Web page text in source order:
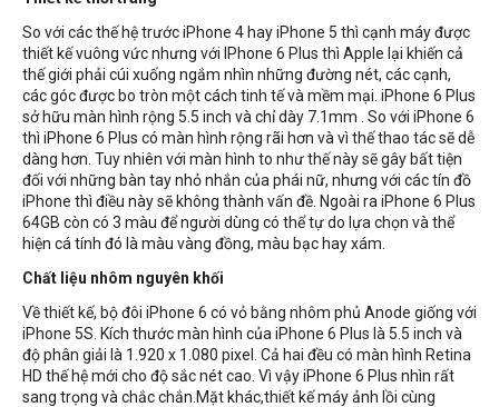
So với các thế hệ trước iPhone 4 hay iPhone 5 thì cạnh máy được
thiết kế vuông vức nhưng với IPhone 6 Plus thì Apple lại khiến cả
thế giới phải cúi xuống ngắm nhìn những đường nét, các cạnh,
các góc được bo tròn một cách tinh tế và mềm mại. iPhone 6 Plus
sở hữu màn hình rộng 5.5 inch và chỉ dày 7.1mm . So với iPhone 6
thì iPhone 6 Plus có màn hình rộng rãi hơn và vì thế thao tác sẽ dễ
dàng hơn. Tuy nhiên với màn hình to như thế này sẽ gây bất tiện
đối với những bàn tay nhỏ nhắn của phái nữ, nhưng với các tín đồ
iPhone thì điều này sẽ không thành vấn đề. Ngoài ra iPhone 6 Plus
64GB còn có 3 màu để người dùng có thể tự do lựa chọn và thể
hiện cá tính đó là màu vàng đồng, màu bạc hay xám.
Chất liệu nhôm nguyên khối
Về thiết kế, bộ đôi iPhone 6 có vỏ bằng nhôm phủ Anode giống với
iPhone 5S. Kích thước màn hình của iPhone 6 Plus là 5.5 inch và
độ phân giải là 1.920 x 1.080 pixel. Cả hai đều có màn hình Retina
HD thế hệ mới cho độ sắc nét cao. Vì vậy iPhone 6 Plus nhìn rất
sang trọng và chắc chắn.Mặt khác,thiết kế máy ảnh lồi cùng